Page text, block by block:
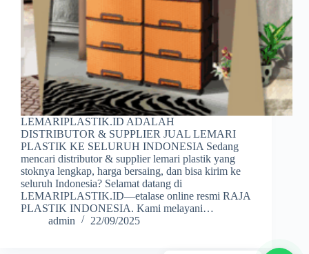
LEMARIPLASTIK.ID ADALAH
DISTRIBUTOR & SUPPLIER JUAL LEMARI
PLASTIK KE SELURUH INDONESIA Sedang
mencari distributor & supplier lemari plastik yang
stoknya lengkap, harga bersaing, dan bisa kirim ke
seluruh Indonesia? Selamat datang di
LEMARIPLASTIK.ID—etalase online resmi RAJA
PLASTIK INDONESIA. Kami melayani…
admin
22/09/2025